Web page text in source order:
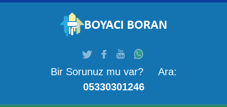
Bir Sorunuz mu var? Ara:
05330301246